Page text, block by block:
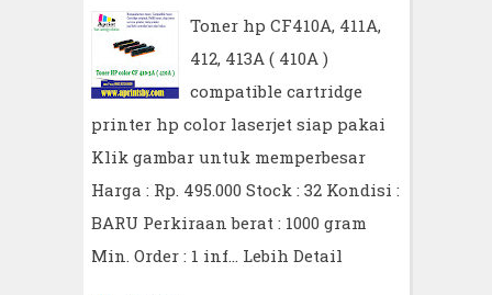
Toner hp CF410A, 411A,
412, 413A ( 410A )
compatible cartridge
printer hp color laserjet siap pakai
Klik gambar untuk memperbesar
Harga : Rp. 495.000 Stock : 32 Kondisi :
BARU Perkiraan berat : 1000 gram
Min. Order : 1 inf…
Lebih Detail